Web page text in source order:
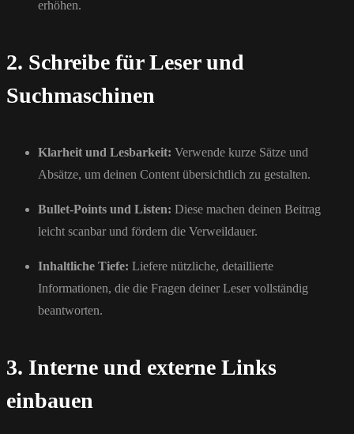
erhöhen.
2. Schreibe für Leser und
Suchmaschinen
Klarheit und Lesbarkeit: Verwende kurze Sätze und
Absätze, um deinen Content übersichtlich zu gestalten.
Bullet-Points und Listen: Diese machen deinen Beitrag
leicht scanbar und fördern die Verweildauer.
Inhaltliche Tiefe: Liefere nützliche, detaillierte
Informationen, die die Fragen deiner Leser vollständig
beantworten.
3. Interne und externe Links
einbauen